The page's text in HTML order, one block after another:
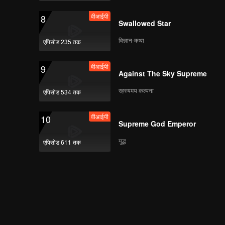
8
एपिसोड 235 तक
वीआईपी
Swallowed Star
विज्ञान-कथा
9
एपिसोड 534 तक
वीआईपी
Against The Sky Supreme
रहस्यमय कल्पना
10
एपिसोड 611 तक
वीआईपी
Supreme God Emperor
युद्ध